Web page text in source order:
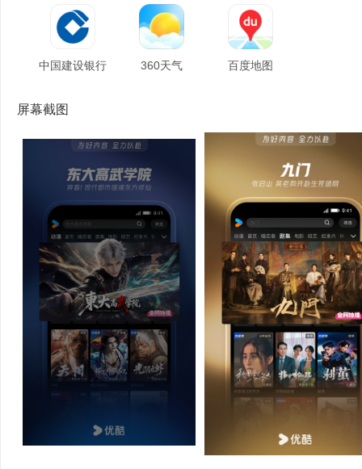
中国建设银行 360天气 百度地图
屏幕截图